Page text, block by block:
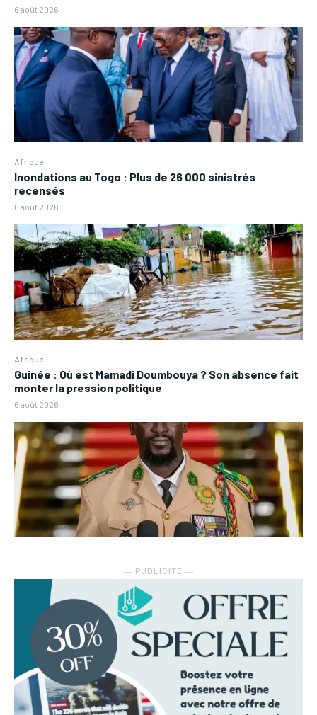
6 août 2026
Afrique
Inondations au Togo : Plus de 26 000 sinistrés
recensés
6 août 2026
Afrique
Guinée : Où est Mamadi Doumbouya ? Son absence fait
monter la pression politique
6 août 2026
― PUBLICITE ―